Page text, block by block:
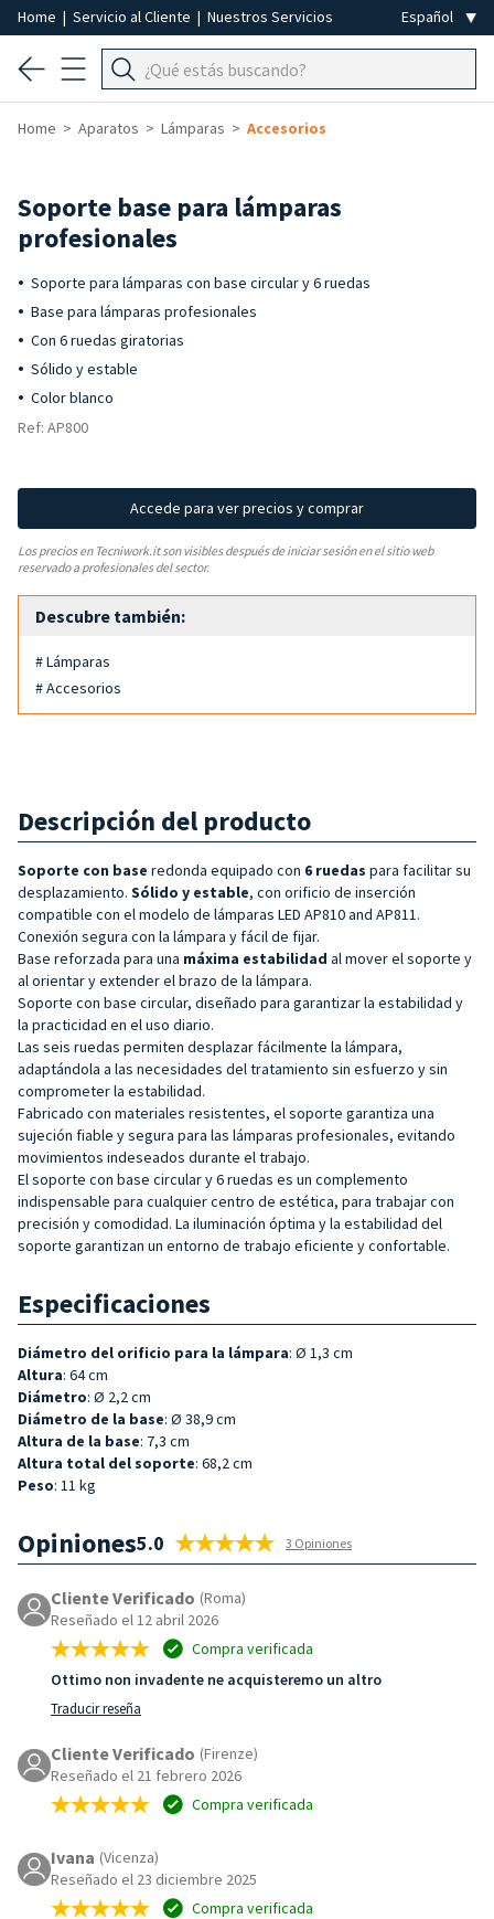
Home | Servicio al Cliente | Nuestros Servicios
Home Aparatos Lámparas Accesorios
Soporte base para lámparas
profesionales
Soporte para lámparas con base circular y 6 ruedas
Base para lámparas profesionales
Con 6 ruedas giratorias
Sólido y estable
Color blanco
Ref: AP800
Accede para ver precios y comprar
Los precios en Tecniwork.it son visibles después de iniciar sesión en el sitio web
reservado a profesionales del sector.
Descubre también:
# Lámparas
# Accesorios
Descripción del producto
Soporte con base redonda equipado con 6 ruedas para facilitar su
desplazamiento. Sólido y estable, con orificio de inserción
compatible con el modelo de lámparas LED AP810 and AP811.
Conexión segura con la lámpara y fácil de fijar.
Base reforzada para una máxima estabilidad al mover el soporte y
al orientar y extender el brazo de la lámpara.
Soporte con base circular, diseñado para garantizar la estabilidad y
la practicidad en el uso diario.
Las seis ruedas permiten desplazar fácilmente la lámpara,
adaptándola a las necesidades del tratamiento sin esfuerzo y sin
comprometer la estabilidad.
Fabricado con materiales resistentes, el soporte garantiza una
sujeción fiable y segura para las lámparas profesionales, evitando
movimientos indeseados durante el trabajo.
El soporte con base circular y 6 ruedas es un complemento
indispensable para cualquier centro de estética, para trabajar con
precisión y comodidad. La iluminación óptima y la estabilidad del
soporte garantizan un entorno de trabajo eficiente y confortable.
Especificaciones
Diámetro del orificio para la lámpara: Ø 1,3 cm
Altura: 64 cm
Diámetro: Ø 2,2 cm
Diámetro de la base: Ø 38,9 cm
Altura de la base: 7,3 cm
Altura total del soporte: 68,2 cm
Peso: 11 kg
Opiniones5.0 3 Opiniones
Cliente Verificado (Roma)
Reseñado el 12 abril 2026
Compra verificada
Ottimo non invadente ne acquisteremo un altro
Traducir reseña
Cliente Verificado (Firenze)
Reseñado el 21 febrero 2026
Compra verificada
Ivana (Vicenza)
Reseñado el 23 diciembre 2025
Compra verificada